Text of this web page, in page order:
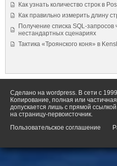
Как узнать количество строк в
Как правильно измерить длину
Получение списка SQL-запросов
нестандартных сценариях
Тактика «Троянского коня» в
Сделано на wordpress. В сети с 1999
Копирование, полная или
допускается лишь с прямой ссылкой
на страницу-первоисточник.
Пользовательское соглашение